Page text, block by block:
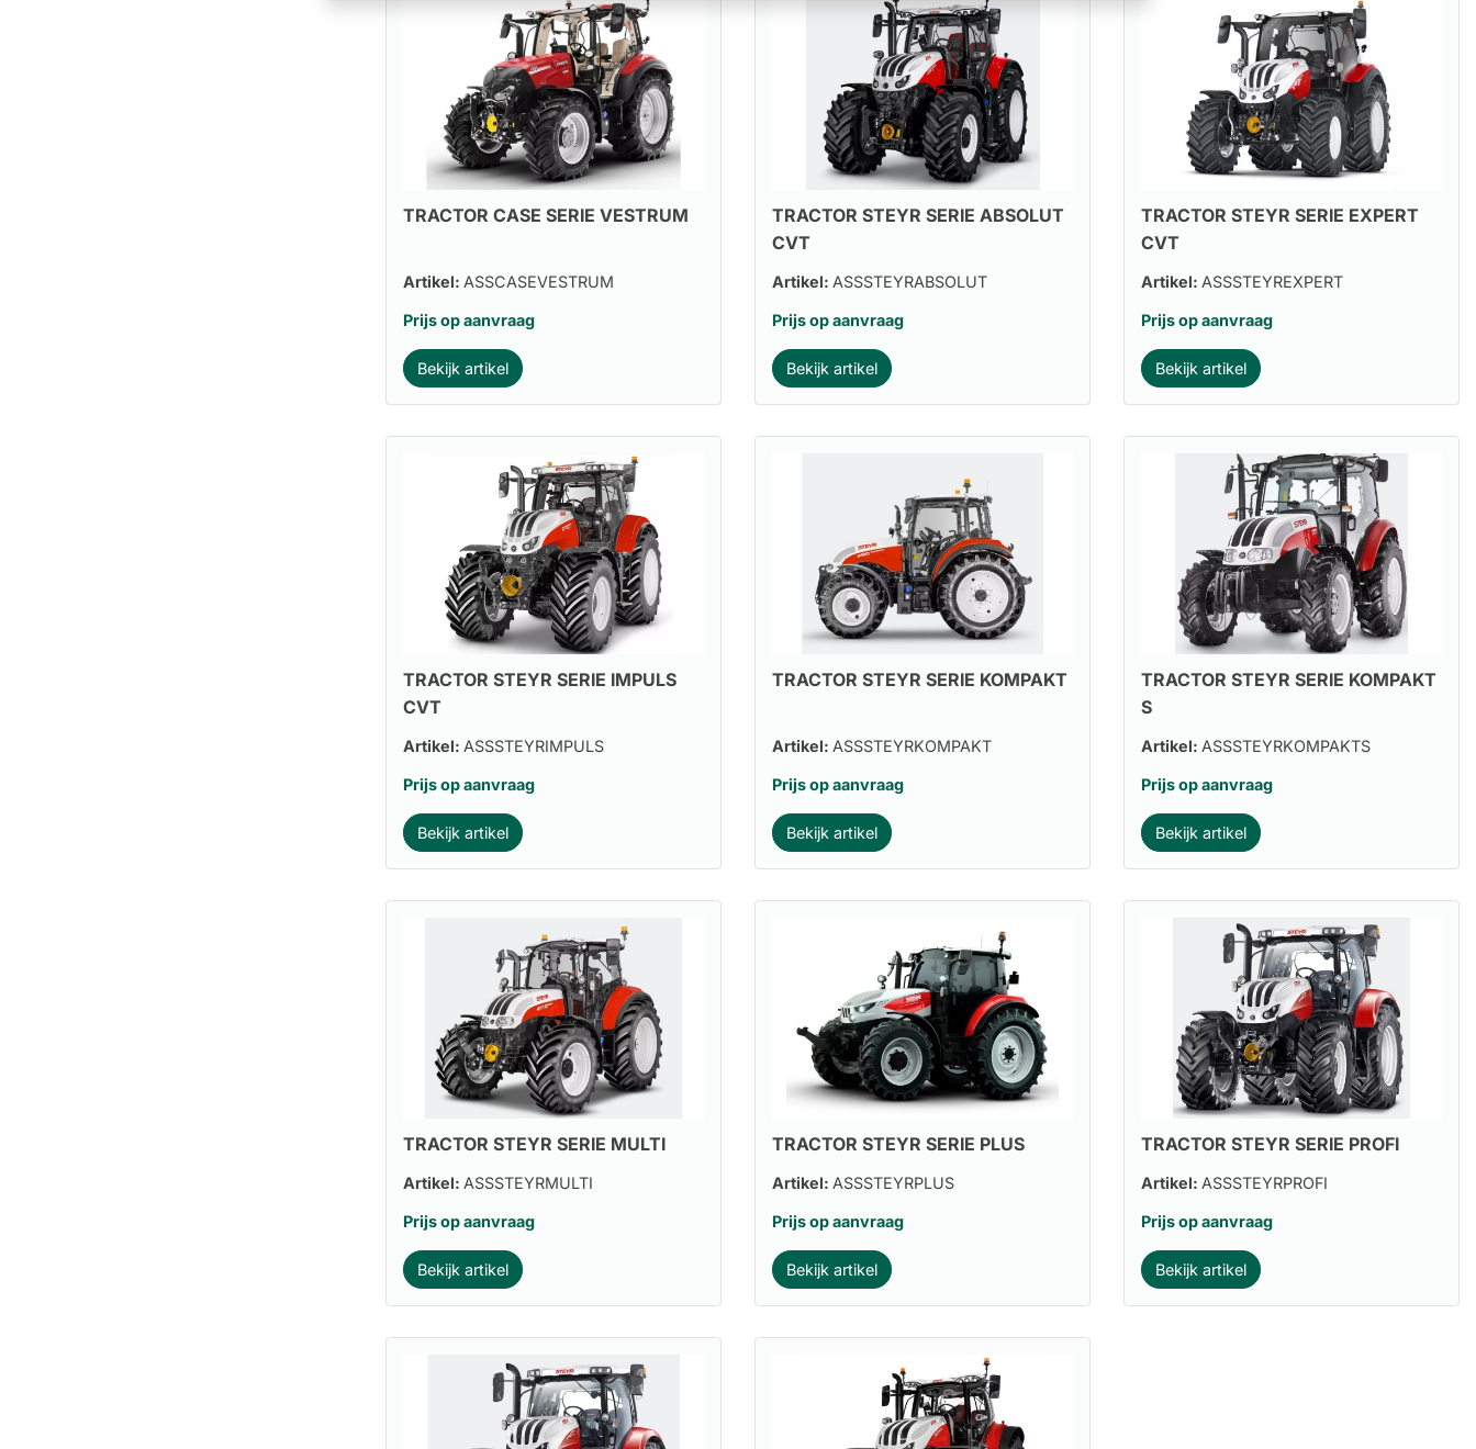
TRACTOR CASE SERIE VESTRUM
Artikel: ASSCASEVESTRUM
Prijs op aanvraag
Bekijk artikel
TRACTOR STEYR SERIE ABSOLUT
CVT
Artikel: ASSSTEYRABSOLUT
Prijs op aanvraag
Bekijk artikel
TRACTOR STEYR SERIE EXPERT
CVT
Artikel: ASSSTEYREXPERT
Prijs op aanvraag
Bekijk artikel
TRACTOR STEYR SERIE IMPULS
CVT
Artikel: ASSSTEYRIMPULS
Prijs op aanvraag
Bekijk artikel
TRACTOR STEYR SERIE KOMPAKT
Artikel: ASSSTEYRKOMPAKT
Prijs op aanvraag
Bekijk artikel
TRACTOR STEYR SERIE KOMPAKT
S
Artikel: ASSSTEYRKOMPAKTS
Prijs op aanvraag
Bekijk artikel
TRACTOR STEYR SERIE MULTI
Artikel: ASSSTEYRMULTI
Prijs op aanvraag
Bekijk artikel
TRACTOR STEYR SERIE PLUS
Artikel: ASSSTEYRPLUS
Prijs op aanvraag
Bekijk artikel
TRACTOR STEYR SERIE PROFI
Artikel: ASSSTEYRPROFI
Prijs op aanvraag
Bekijk artikel